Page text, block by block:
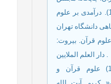
صالحی کرمانی، محمد رضا(1369). درآمدی بر علوم
فی علوم قرآن. بیروت:
دار العلم الملایین .
طالقانی، سید عبدالوهاب(1361) علوم قرآن و